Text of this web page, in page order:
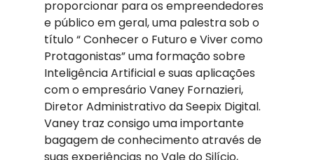
proporcionar para os empreendedores
e público em geral, uma palestra sob o
título “ Conhecer o Futuro e Viver como
Protagonistas” uma formação sobre
Inteligência Artificial e suas aplicações
com o empresário Vaney Fornazieri,
Diretor Administrativo da Seepix Digital.
Vaney traz consigo uma importante
bagagem de conhecimento através de